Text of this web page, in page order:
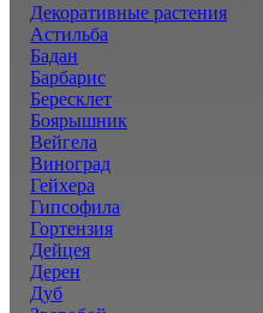
Декоративные растения
Астильба
Бадан
Барбарис
Бересклет
Боярышник
Вейгела
Виноград
Гейхера
Гипсофила
Гортензия
Дейцея
Дерен
Дуб